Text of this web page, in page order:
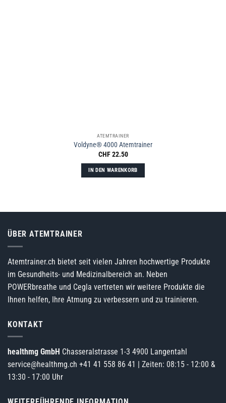
ATEMTRAINER
Voldyne® 4000 Atemtrainer
CHF22.50
IN DEN WARENKORB
ÜBER ATEMTRAINER
Atemtrainer.ch bietet seit vielen Jahren hochwertige Produkte
im Gesundheits- und Medizinalbereich an. Neben
POWERbreathe und Cegla vertreten wir weitere Produkte die
Ihnen helfen, Ihre Atmung zu verbessern und zu trainieren.
KONTAKT
healthmg GmbH Chasseralstrasse 1-3 4900 Langentahl
service@healthmg.ch +41 41 558 86 41
| Zeiten: 08:15 - 12:00 &
13:30 - 17:00 Uhr